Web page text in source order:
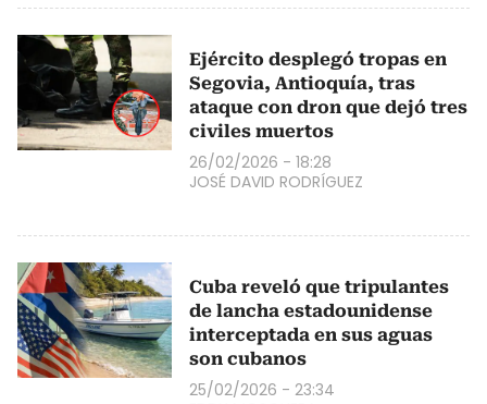
Ejército desplegó tropas en
Segovia, Antioquía, tras
ataque con dron que dejó tres
civiles muertos
26/02/2026 - 18:28
JOSÉ DAVID RODRÍGUEZ
Cuba reveló que tripulantes
de lancha estadounidense
interceptada en sus aguas
son cubanos
25/02/2026 - 23:34